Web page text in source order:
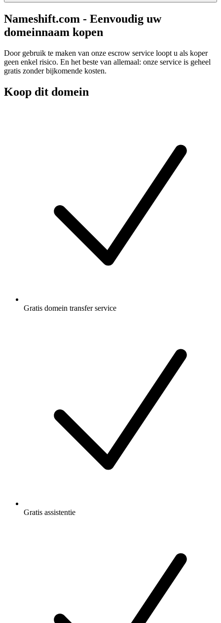
Nameshift.com - Eenvoudig uw
domeinnaam kopen
Door gebruik te maken van onze escrow service loopt u als koper
geen enkel risico. En het beste van allemaal: onze service is geheel
gratis zonder bijkomende kosten.
Koop dit domein
Gratis domein transfer service
Gratis assistentie